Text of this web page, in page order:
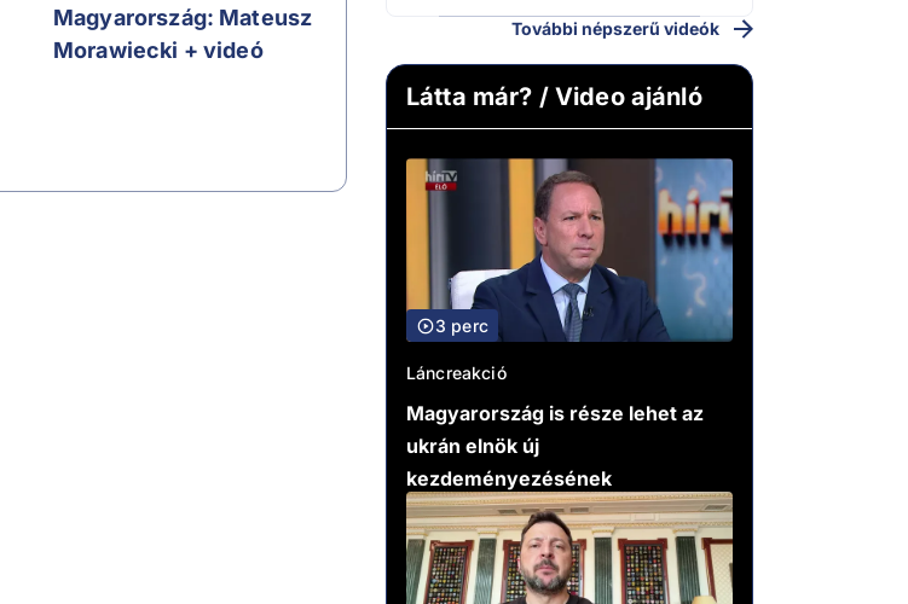
Magyarország: Mateusz
Morawiecki + videó
További népszerű videók
Látta már? / Video ajánló
3 perc
Láncreakció
Magyarország is része lehet az
ukrán elnök új
kezdeményezésének